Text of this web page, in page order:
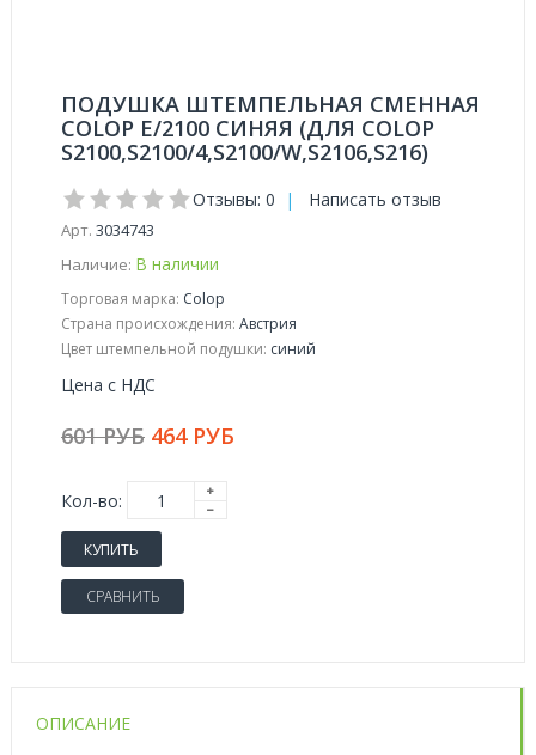
ПОДУШКА ШТЕМПЕЛЬНАЯ СМЕННАЯ
COLOP E/2100 СИНЯЯ (ДЛЯ COLOP
S2100,S2100/4,S2100/W,S2106,S216)
Отзывы: 0 | Написать отзыв
Арт. 3034743
Наличие: В наличии
Торговая марка: Colop
Страна происхождения: Австрия
Цвет штемпельной подушки: синий
Цена с НДС
601 РУБ 464 РУБ
Кол-во:
КУПИТЬ
СРАВНИТЬ
ОПИСАНИЕ